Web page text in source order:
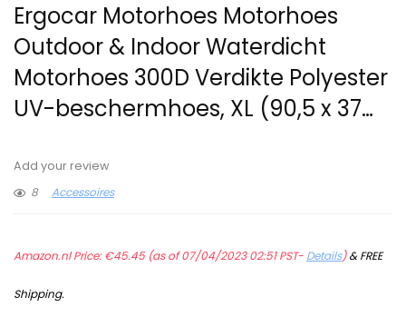
Ergocar Motorhoes Motorhoes
Outdoor & Indoor Waterdicht
Motorhoes 300D Verdikte Polyester
UV-beschermhoes, XL (90,5 x 37…
Add your review
8
Accessoires
Amazon.nl Price:€45.45(as of 07/04/2023 02:51 PST- Details)&FREE
Shipping.